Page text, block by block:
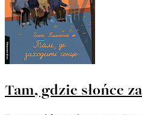
Tam, gdzie słońce